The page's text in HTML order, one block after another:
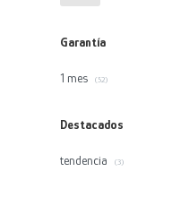
Garantía
1 mes (52)
Destacados
tendencia (3)